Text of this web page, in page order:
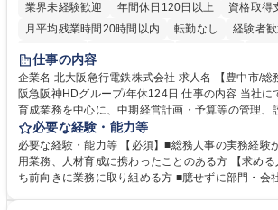
業界未経験歓迎
年間休日120日以上
資格取得
月平均残業時間20時間以内
転勤なし 経験者
退職金あり
土日祝休み
服装自由 昼食補助あり 食事補
仕事の内容
企業名 北大阪急行電鉄株式会社 求人名 【豊中市/総務人事】経験者歓迎！/
阪急阪神HDグループ/年休124日 仕事の内容 当社にて採用関係業務、人材
育成業務を中心に、中期経営計画・予算等の管理、
定、さらに社内の重要会議の運営等、経営の根幹と
務全般を担当していただきます。 【主な業務内容】 ■採用関係業務および
人材育成(社員研修)業務の推進 ■中期経営計画およ
投資計画等の策定 ■社内の重要会議の運営 ■その他
必要な経験・能力等
必要な経験・能力等 【必須】■総務人事の実務経験
用業務、人材育成に携わったことのある方 【求める人物像】 ■探求心を持
ち前向きに業務に取り組める方 ■臆せずに部門・会